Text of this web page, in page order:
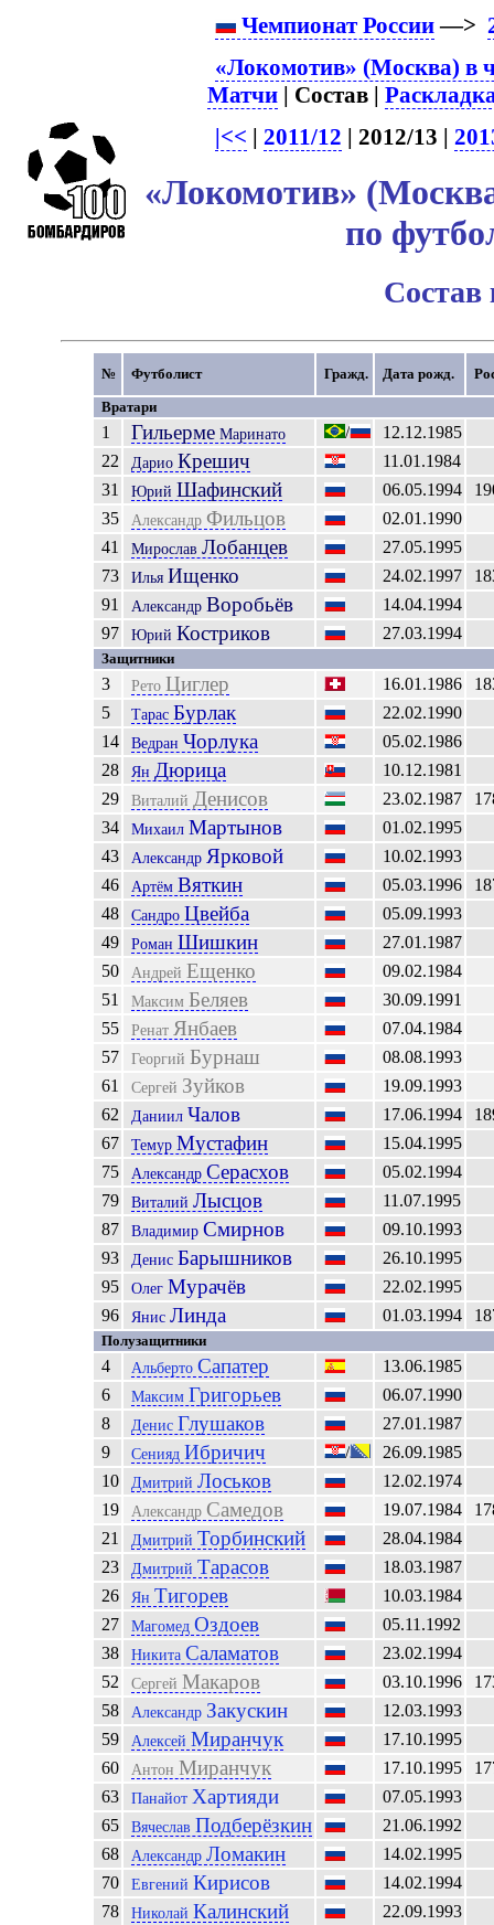
Чемпионат России—>
«Локомотив» (Москва) в
Матчи | Состав |
|<< | 2011/12 | 2012/13 |
«Локомотив»
по
№ Футболист Гражд. Дата рожд.
Вратари
1 Гильерме Маринато /
12.12.1985
22
Дарио Крешич
11.01.1984
31
Юрий Шафинский 06.05.1994
35
АлександрФильцов
02.01.1990
41
МирославЛобанцев
27.05.1995
73
Илья Ищенко 24.02.1997
91
Александр Воробьёв
14.04.1994
97
Юрий Костриков 27.03.1994
Защитники
3 Рето Циглер 16.01.1986
5
Тарас Бурлак
22.02.1990
14
Ведран Чорлука
05.02.1986
28
Ян Дюрица
10.12.1981
29
Виталий Денисов 23.02.1987
34
Михаил Мартынов
01.02.1995
43
Александр Ярковой
10.02.1993
46
Артём Вяткин 05.03.1996
48
Сандро Цвейба
05.09.1993
49
Роман Шишкин
27.01.1987
50
Андрей Ещенко
09.02.1984
51
Максим Беляев
30.09.1991
55
Ренат Янбаев
07.04.1984
57
Георгий Бурнаш
08.08.1993
61
Сергей Зуйков
19.09.1993
62
Даниил Чалов 17.06.1994
67
Темур Мустафин
15.04.1995
75
АлександрСерасхов
05.02.1994
79
ВиталийЛысцов
11.07.1995
87
ВладимирСмирнов
09.10.1993
93
Денис Барышников
26.10.1995
95
Олег Мурачёв
22.02.1995
96
ЯнисЛинда 01.03.1994
Полузащитники
4 АльбертоСапатер
13.06.1985
6
Максим Григорьев
06.07.1990
8
Денис Глушаков
27.01.1987
9
Сенияд Ибричич /
26.09.1985
10
ДмитрийЛоськов
12.02.1974
19
Александр Самедов 19.07.1984
21
ДмитрийТорбинский
28.04.1984
23
ДмитрийТарасов
18.03.1987
26
ЯнТигорев
10.03.1984
27
МагомедОздоев
05.11.1992
38
НикитаСаламатов
23.02.1994
52
Сергей Макаров 03.10.1996
58
Александр Закускин
12.03.1993
59
Алексей Миранчук
17.10.1995
60
Антон Миранчук 17.10.1995
63
Панайот Хартияди
07.05.1993
65
Вячеслав Подберёзкин
21.06.1992
68
АлександрЛомакин
14.02.1995
70
Евгений Кирисов
14.02.1994
78
Николай Калинский
22.09.1993